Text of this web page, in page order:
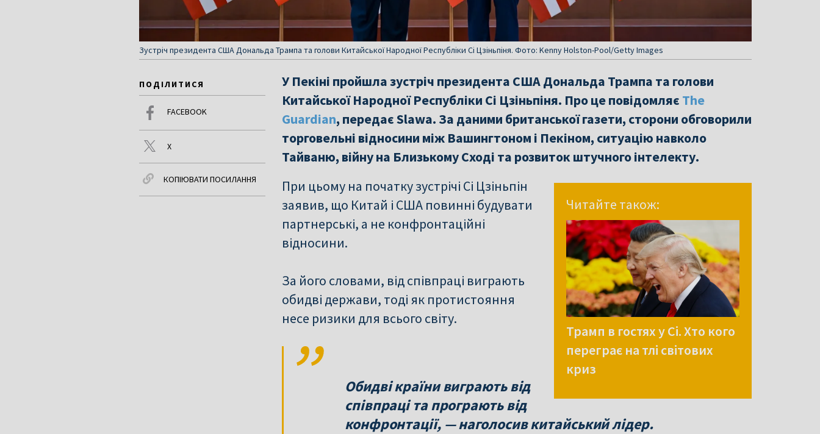
Зустріч президента США Дональда Трампа та голови Китайської Народної Республіки Сі Цзіньпіня. Фото: Kenny Holston-Pool/Getty Images
ПОДІЛИТИСЯ
FACEBOOK
X
КОПІЮВАТИ ПОСИЛАННЯ
У Пекіні пройшла зустріч президента США Дональда Трампа та голови
Китайської Народної Республіки Сі Цзіньпіня. Про це повідомляє The
Guardian, передає Slawa. За даними британської газети, сторони обговорили
торговельні відносини між Вашингтоном і Пекіном, ситуацію навколо
Тайваню, війну на Близькому Сході та розвиток штучного інтелекту.
Читайте також:
Трамп в гостях у Сі. Хто кого
переграє на тлі світових
криз
При цьому на початку зустрічі Сі Цзіньпін
заявив, що Китай і США повинні будувати
партнерські, а не конфронтаційні
відносини.
За його словами, від співпраці виграють
обидві держави, тоді як протистояння
несе ризики для всього світу.
Обидві країни виграють від
співпраці та програють від
конфронтації, — наголосив китайський лідер.